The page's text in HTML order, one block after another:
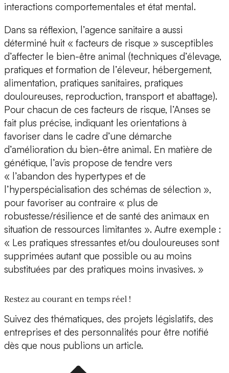
interactions comportementales et état mental.
Dans sa réflexion, l’agence sanitaire a aussi
déterminé huit « facteurs de risque » susceptibles
d’affecter le bien-être animal (techniques d’élevage,
pratiques et formation de l’éleveur, hébergement,
alimentation, pratiques sanitaires, pratiques
douloureuses, reproduction, transport et abattage).
Pour chacun de ces facteurs de risque, l’Anses se
fait plus précise, indiquant les orientations à
favoriser dans le cadre d’une démarche
d’amélioration du bien-être animal. En matière de
génétique, l’avis propose de tendre vers
« l’abandon des hypertypes et de
l’hyperspécialisation des schémas de sélection »,
pour favoriser au contraire « plus de
robustesse/résilience et de santé des animaux en
situation de ressources limitantes ». Autre exemple :
« Les pratiques stressantes et/ou douloureuses sont
supprimées autant que possible ou au moins
substituées par des pratiques moins invasives. »
Restez au courant en temps réel !
Suivez des thématiques, des projets législatifs, des
entreprises et des personnalités pour être notifié
dès que nous publions un article.